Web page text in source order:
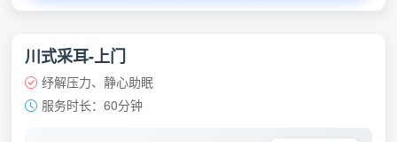
川式采耳-上门
纾解压力、静心助眠
服务时长：60分钟